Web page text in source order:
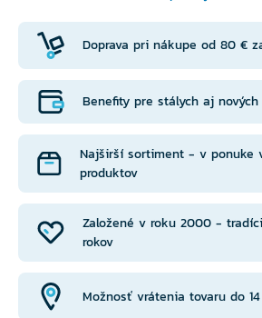
Doprava pri nákupe od 80 €
Založené v roku 2000 -
rokov
Benefity pre stálych aj
Možnosť vrátenia tovaru do
Najširší sortiment - v ponuke
produktov